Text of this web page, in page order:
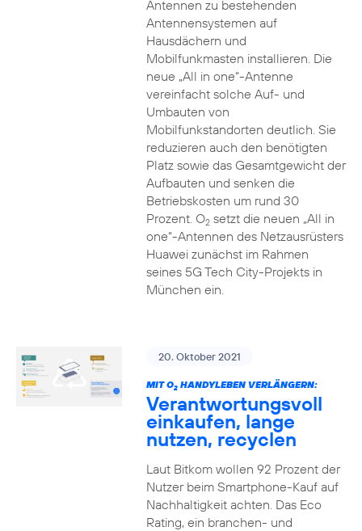
Antennen zu bestehenden
Antennensystemen auf
Hausdächern und
Mobilfunkmasten installieren. Die
neue „All in one“-Antenne
vereinfacht solche Auf- und
Umbauten von
Mobilfunkstandorten deutlich. Sie
reduzieren auch den benötigten
Platz sowie das Gesamtgewicht der
Aufbauten und senken die
Betriebskosten um rund 30
Prozent. O2setzt die neuen „All in
one“-Antennen des Netzausrüsters
Huawei zunächst im Rahmen
seines 5G Tech City-Projekts in
München ein.
20. Oktober 2021
MIT O2HANDYLEBEN VERLÄNGERN:
Verantwortungsvoll
einkaufen, lange
nutzen, recyclen
Laut Bitkom wollen 92 Prozent der
Nutzer beim Smartphone-Kauf auf
Nachhaltigkeit achten. Das Eco
Rating, ein branchen- und